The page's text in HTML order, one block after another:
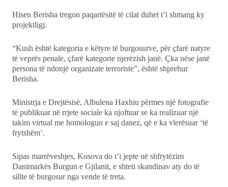
Hisen Berisha tregon paqartësitë të cilat duhet t’i shmang ky
projektligj.
“Kush është kategoria e këtyre të burgosurve, për çfarë natyre
të veprës penale, çfarë kategorie njerëzish janë. Çka nëse janë
persona të ndonjë organizate terroriste”, është shprehur
Berisha.
Ministrja e Drejtësisë, Albulena Haxhiu përmes një fotografie
të publikuar në rrjete sociale ka njoftuar se ka realizuar një
takim virtual me homologun e saj danez, që e ka vlerësuar ‘të
frytshëm’.
Sipas marrëveshjes, Kosova do t’i jepte në shfrytëzim
Danimarkës Burgun e Gjilanit, e shteti skandinav aty do të
sillte të burgosur nga vende të treta.